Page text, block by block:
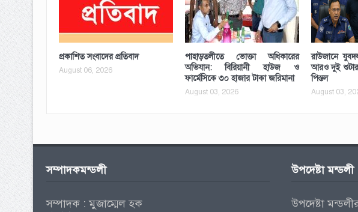
প্রকাশিত সংবাদের প্রতিবাদ
August 06, 2026
পাহাড়তলীতে ভোক্তা অধিকারের
অভিযান: বিরিয়ানী হাউজ ও
ফার্মেসিকে ৩০ হাজার টাকা জরিমানা
August 03, 2026
রাউজানে
আরও দুই শুটার
পিস্তল
August 03,
সম্পাদকমন্ডলী
সম্পাদক : মুজাম্মেল হক
উপদেষ্টা মন্ডলী
উপদেষ্টা